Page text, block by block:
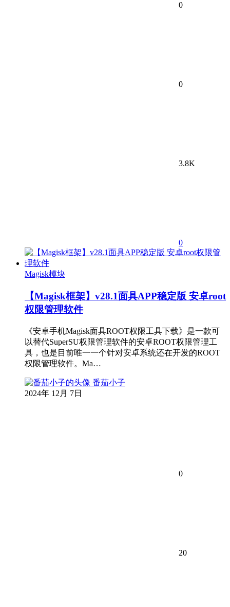
0
0
3.8K
0
Magisk模块
【Magisk框架】v28.1面具APP稳定版 安卓root
权限管理软件
《安卓手机Magisk面具ROOT权限工具下载》是一款可
以替代SuperSU权限管理软件的安卓ROOT权限管理工
具，也是目前唯一一个针对安卓系统还在开发的ROOT
权限管理软件。Ma…
番茄小子
2024年 12月 7日
0
20